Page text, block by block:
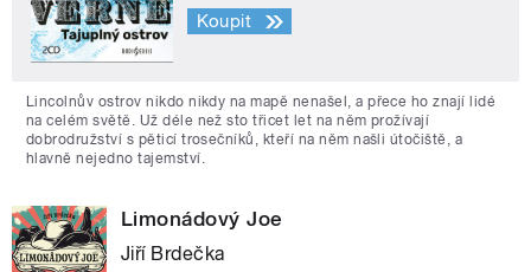
Koupit
Lincolnův ostrov nikdo nikdy na mapě nenašel, a přece ho znají lidé
na celém světě. Už déle než sto třicet let na něm prožívají
dobrodružství s pěticí trosečníků, kteří na něm našli útočiště, a
hlavně nejedno tajemství.
Limonádový Joe
Jiří Brdečka